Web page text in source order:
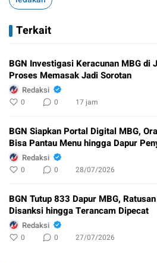
Terkait
BGN Investigasi Keracunan MBG di
Proses Memasak Jadi Sorotan
Redaksi
0 0 17 jam
BGN Siapkan Portal Digital MBG,
Bisa Pantau Menu hingga Dapur
Redaksi
0 0 28/07/2026
BGN Tutup 833 Dapur MBG,
Disanksi hingga Terancam Dipecat
Redaksi
0 0 27/07/2026